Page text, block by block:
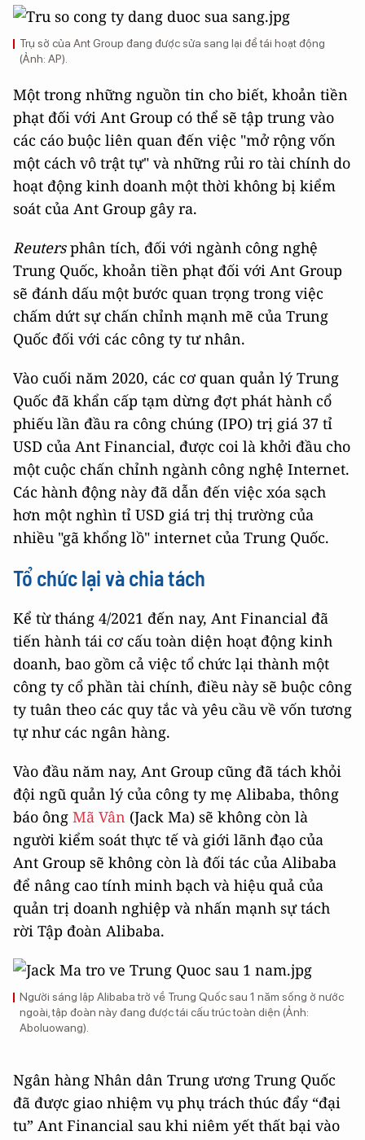
Trụ sở của Ant Group đang được sửa sang lại để tái hoạt động
(Ảnh: AP).
Một trong những nguồn tin cho biết, khoản tiền
phạt đối với Ant Group có thể sẽ tập trung vào
các cáo buộc liên quan đến việc "mở rộng vốn
một cách vô trật tự" và những rủi ro tài chính do
hoạt động kinh doanh một thời không bị kiểm
soát của Ant Group gây ra.
Reutersphân tích, đối với ngành công nghệ
Trung Quốc, khoản tiền phạt đối với Ant Group
sẽ đánh dấu một bước quan trọng trong việc
chấm dứt sự chấn chỉnh mạnh mẽ của Trung
Quốc đối với các công ty tư nhân.
Vào cuối năm 2020, các cơ quan quản lý Trung
Quốc đã khẩn cấp tạm dừng đợt phát hành cổ
phiếu lần đầu ra công chúng (IPO) trị giá 37 tỉ
USD của Ant Financial, được coi là khởi đầu cho
một cuộc chấn chỉnh ngành công nghệ Internet.
Các hành động này đã dẫn đến việc xóa sạch
hơn một nghìn tỉ USD giá trị thị trường của
nhiều "gã khổng lồ" internet của Trung Quốc.
Tổ chức lại và chia tách
Kể từ tháng 4/2021 đến nay, Ant Financial đã
tiến hành tái cơ cấu toàn diện hoạt động kinh
doanh, bao gồm cả việc tổ chức lại thành một
công ty cổ phần tài chính, điều này sẽ buộc công
ty tuân theo các quy tắc và yêu cầu về vốn tương
tự như các ngân hàng.
Vào đầu năm nay, Ant Group cũng đã tách khỏi
đội ngũ quản lý của công ty mẹ Alibaba, thông
báo ông Mã Vân (Jack Ma) sẽ không còn là
người kiểm soát thực tế và giới lãnh đạo của
Ant Group sẽ không còn là đối tác của Alibaba
để nâng cao tính minh bạch và hiệu quả của
quản trị doanh nghiệp và nhấn mạnh sự tách
rời Tập đoàn Alibaba.
Người sáng lập Alibaba trở về Trung Quốc sau 1 năm sống ở nước
ngoài, tập đoàn này đang được tái cấu trúc toàn diện (Ảnh:
Aboluowang).
Ngân hàng Nhân dân Trung ương Trung Quốc
đã được giao nhiệm vụ phụ trách thúc đẩy “đại
tu” Ant Financial sau khi niêm yết thất bại vào